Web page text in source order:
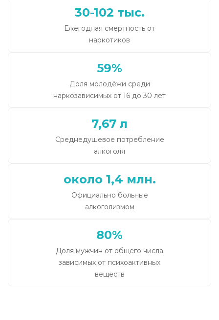
30-102 тыс.
Ежегодная смертность от
наркотиков
59%
Доля молодёжи среди
наркозависимых от 16 до 30 лет
7,67 л
Среднедушевое потребление
алкоголя
около 1,4 млн.
Официально больные
алкоголизмом
80%
Доля мужчин от общего числа
зависимых от психоактивных
веществ